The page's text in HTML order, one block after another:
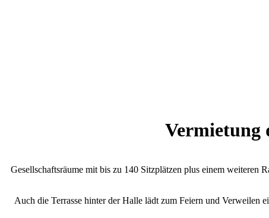
Vermietung
Gesellschaftsräume mit bis zu 140 Sitzplätzen plus einem
Auch die Terrasse hinter der Halle lädt zum Feiern und Verweilen